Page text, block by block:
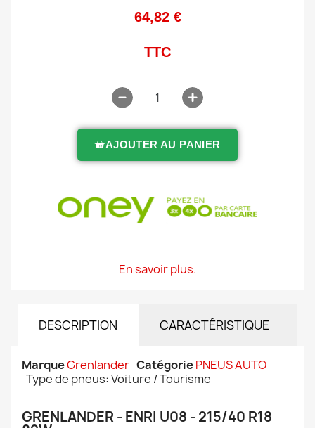
64,82 €
TTC
AJOUTER AU PANIER
En savoir plus.
DESCRIPTION CARACTÉRISTIQUE
MarqueGrenlander CatégoriePNEUS AUTO
Type de pneus: Voiture / Tourisme
GRENLANDER - ENRI U08 - 215/40 R18